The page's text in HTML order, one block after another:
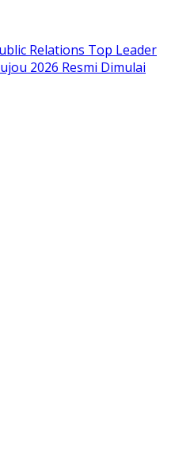
Relations Top Leader
2026 Resmi Dimulai